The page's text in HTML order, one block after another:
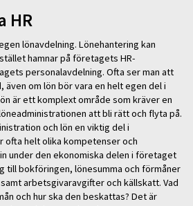
HR
lönavdelning. Lönehantering kan
hamnar på företagets HR-
personalavdelning. Ofta ser man att
även om lön bör vara en helt egen del i
är ett komplext område som kräver en
att bli rätt och flyta på.
och lön en viktig del i
ofta helt olika kompetenser och
under den ekonomiska delen i företaget
till bokföringen, lönesumma och förmåner
arbetsgivaravgifter och källskatt. Vad
och hur ska den beskattas? Det är